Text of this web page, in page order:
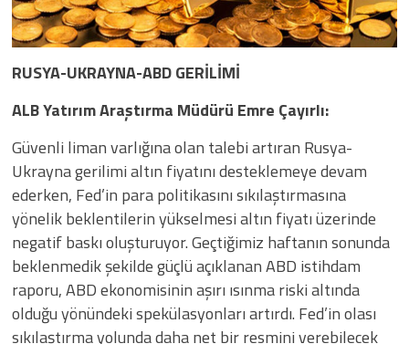
RUSYA-UKRAYNA-ABD GERİLİMİ
ALB Yatırım Araştırma Müdürü Emre Çayırlı:
Güvenli liman varlığına olan talebi artıran Rusya-
Ukrayna gerilimi altın fiyatını desteklemeye devam
ederken, Fed’in para politikasını sıkılaştırmasına
yönelik beklentilerin yükselmesi altın fiyatı üzerinde
negatif baskı oluşturuyor. Geçtiğimiz haftanın sonunda
beklenmedik şekilde güçlü açıklanan ABD istihdam
raporu, ABD ekonomisinin aşırı ısınma riski altında
olduğu yönündeki spekülasyonları artırdı. Fed’in olası
sıkılaştırma yolunda daha net bir resmini verebilecek